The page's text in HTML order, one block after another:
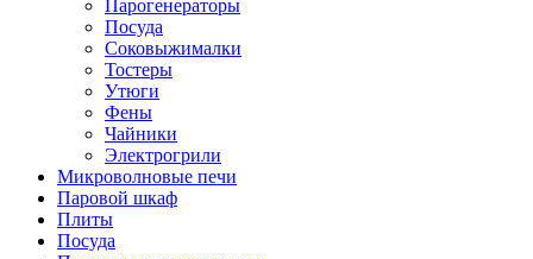
Парогенераторы
Посуда
Соковыжималки
Тостеры
Утюги
Фены
Чайники
Электрогрили
Микроволновые печи
Паровой шкаф
Плиты
Посуда